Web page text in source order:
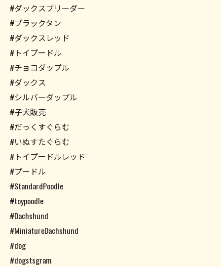
#ダックスブリーダー
#ブラックタン
#ダックスレッド
#トイプードル
#チョコダップル
#ダックス
#シルバーダップル
#子犬販売
#だっくすぐらむ
#いぬすたぐらむ
#トイプードルレッド
#プードル
#StandardPoodle
#toypoodle
#Dachshund
#MiniatureDachshund
#dog
#dogstsgram